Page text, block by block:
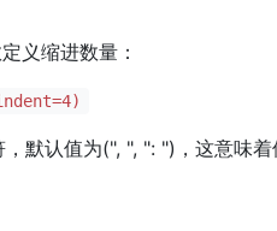
义缩进数量：
默认值为(", ", ": ")，这意味